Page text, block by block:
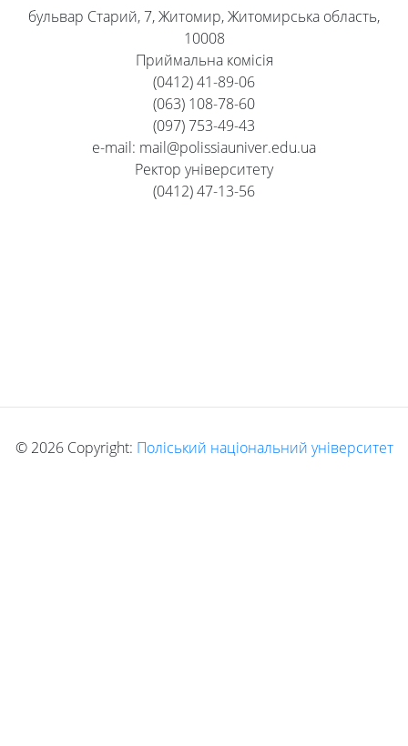
бульвар Старий, 7, Житомир, Житомирська область,
10008
Приймальна комісія
(0412) 41-89-06
(063) 108-78-60
(097) 753-49-43
e-mail: mail@polissiauniver.edu.ua
Ректор університету
(0412) 47-13-56
© 2026 Copyright: Поліський національний університет